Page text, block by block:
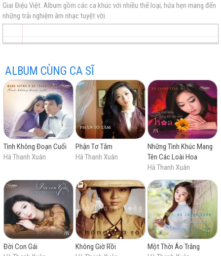
vàng
trữ
tình
nhạc
trực
tuyến
Nhạc
chất
lượng
cao
nhạc
miễn
Những Dòng Lưu Niệm
Thương Ca Mùa Hạ
Giai Điệu Việt. Album gồm các ca khúc với nhiều thể loại, hứa hẹn mang đến
những trải nghiệm âm nhạc tuyệt vời.
ALBUM CÙNG CA SĨ
Tình Không Đoạn Cuối
Hà Thanh Xuân
Phận Tơ Tằm
Hà Thanh Xuân
Những Tình Khúc Mang
Tên Các Loài Hoa
Hà Thanh Xuân
Đời Con Gái
Không Giờ Rồi
Một Thời Áo Trắng